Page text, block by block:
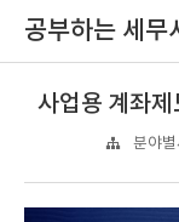
공부하는 세무
사업용 계좌
분야